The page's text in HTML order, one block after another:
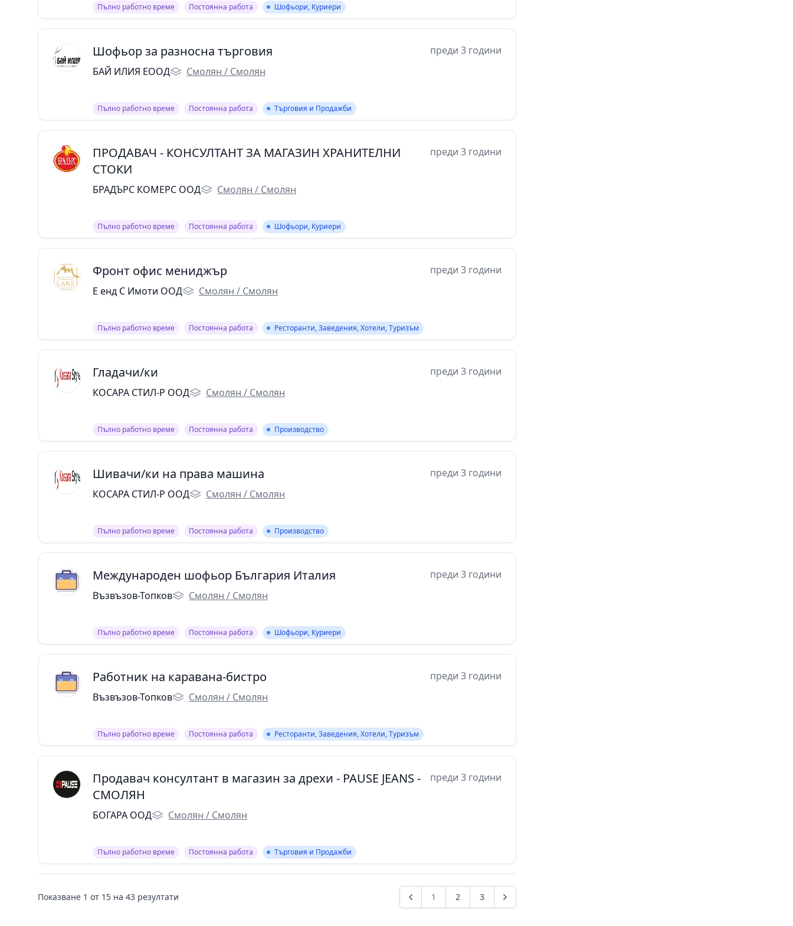
Пълно работно време Постоянна работа Шофьори, Куриери
Шофьор за разносна търговия
преди 3 години
БАЙ ИЛИЯ ЕООД
Смолян / Смолян
Пълно работно време Постоянна работа Търговия и Продажби
ПРОДАВАЧ - КОНСУЛТАНТ ЗА МАГАЗИН ХРАНИТЕЛНИ
СТОКИ
преди 3 години
БРАДЪРС КОМЕРС ООД Смолян / Смолян
Пълно работно време Постоянна работа Шофьори, Куриери
Фронт офис мениджър
преди 3 години
Е енд С Имоти ООД
Смолян / Смолян
Пълно работно време Постоянна работа Ресторанти, Заведения, Хотели, Туризъм
Гладачи/ки
преди 3 години
КОСАРА СТИЛ-Р ООД
Смолян / Смолян
Пълно работно време Постоянна работа Производство
Шивачи/ки на права машина
преди 3 години
КОСАРА СТИЛ-Р ООД
Смолян / Смолян
Пълно работно време Постоянна работа Производство
Международен шофьор България Италия
преди 3 години
Възвъзов-Топков
Смолян / Смолян
Пълно работно време Постоянна работа Шофьори, Куриери
Работник на каравана-бистро
преди 3 години
Възвъзов-Топков
Смолян / Смолян
Пълно работно време Постоянна работа Ресторанти, Заведения, Хотели, Туризъм
Продавач консултант в магазин за дрехи - PAUSE JEANS -
СМОЛЯН
преди 3 години
БОГАРА ООД Смолян / Смолян
Пълно работно време Постоянна работа Търговия и Продажби
Показване 1 от 15 на 43 резултати 1 2 3